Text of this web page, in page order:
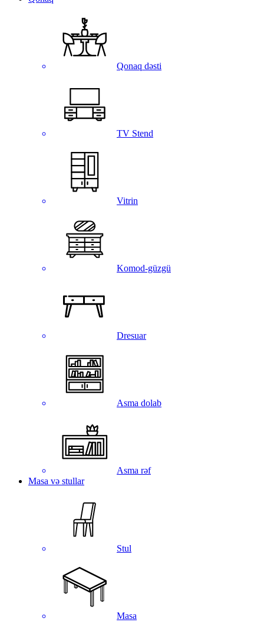
Qonaq dəsti
TV Stend
Vitrin
Komod-güzgü
Dresuar
Asma dolab
Asma rəf
Masa və stullar
Stul
Masa